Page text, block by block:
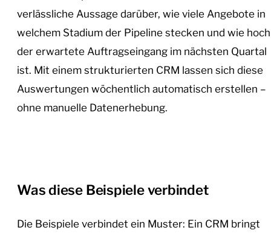
verlässliche Aussage darüber, wie viele Angebote in
welchem Stadium der Pipeline stecken und wie hoch
der erwartete Auftragseingang im nächsten Quartal
ist. Mit einem strukturierten CRM lassen sich diese
Auswertungen wöchentlich automatisch erstellen –
ohne manuelle Datenerhebung.
Was diese Beispiele verbindet
Die Beispiele verbindet ein Muster: Ein CRM bringt